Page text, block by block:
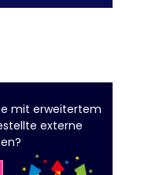
mit erweitertem
externe